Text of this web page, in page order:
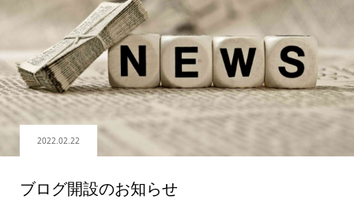
2022.02.22
ブログ開設のお知らせ